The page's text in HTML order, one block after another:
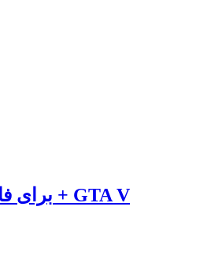
دانلود مود ماشین Ford MustangGT500 برای فایوام + GTA V